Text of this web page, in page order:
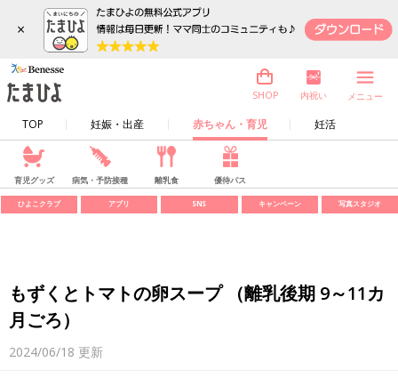
×
TOP 妊娠・出産 赤ちゃん・育児 妊活
SHOP 内祝い メニュー
育児グッズ 病気・予防接種 離乳食 優待パス
ひよこクラブ アプリ SNS キャンペーン 写真スタジオ
もずくとトマトの卵スープ （離乳後期 9～11カ
月ごろ）
2024/06/18 更新